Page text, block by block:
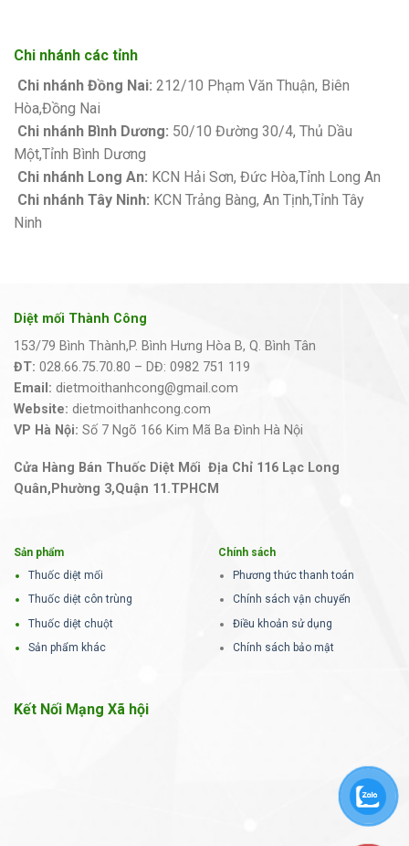
Chi nhánh các tỉnh
Chi nhánh Đồng Nai: 212/10 Phạm Văn Thuận, Biên
Hòa,Đồng Nai
Chi nhánh Bình Dương: 50/10 Đường 30/4, Thủ Dầu
Một,Tỉnh Bình Dương
Chi nhánh Long An: KCN Hải Sơn, Đức Hòa,Tỉnh Long An
Chi nhánh Tây Ninh: KCN Trảng Bàng, An Tịnh,Tỉnh Tây
Ninh
Diệt mối Thành Công
153/79 Bình Thành,P. Bình Hưng Hòa B, Q. Bình Tân
ĐT: 028.66.75.70.80 – DĐ: 0982 751 119
Email: dietmoithanhcong@gmail.com
Website: dietmoithanhcong.com
VP Hà Nội: Số 7 Ngõ 166 Kim Mã Ba Đình Hà Nội
Cửa Hàng Bán Thuốc Diệt Mối Địa Chỉ 116 Lạc Long
Quân,Phường 3,Quận 11.TPHCM
Sản phẩm
Thuốc diệt mối
Thuốc diệt côn trùng
Thuốc diệt chuột
Sản phẩm khác
Chính sách
Phương thức thanh toán
Chính sách vận chuyển
Điều khoản sử dụng
Chính sách bảo mật
Kết Nối Mạng Xã hội